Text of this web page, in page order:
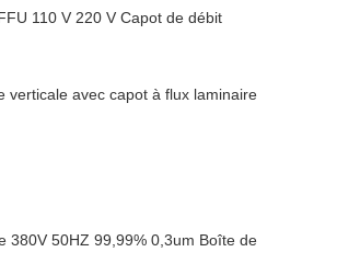
110 V 220 V Capot de débit
verticale avec capot à flux laminaire
380V 50HZ 99,99% 0,3um Boîte de